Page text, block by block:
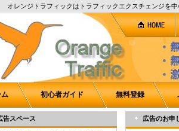
オレンジトラフィックはトラフィックエクスチェンジを
初心者ガイド 無料登録
告スペース 広告のお申